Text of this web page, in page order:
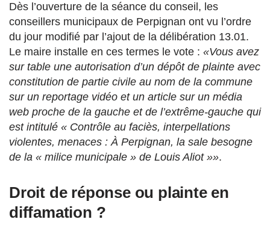
Dès l’ouverture de la séance du conseil, les
conseillers municipaux de Perpignan ont vu l’ordre
du jour modifié par l’ajout de la délibération 13.01.
Le maire installe en ces termes le vote : «Vous avez
sur table une autorisation d’un dépôt de plainte avec
constitution de partie civile au nom de la commune
sur un reportage vidéo et un article sur un média
web proche de la gauche et de l’extrême-gauche qui
est intitulé « Contrôle au faciès, interpellations
violentes, menaces : À Perpignan, la sale besogne
de la « milice municipale » de Louis Aliot »».
Droit de réponse ou plainte en
diffamation ?